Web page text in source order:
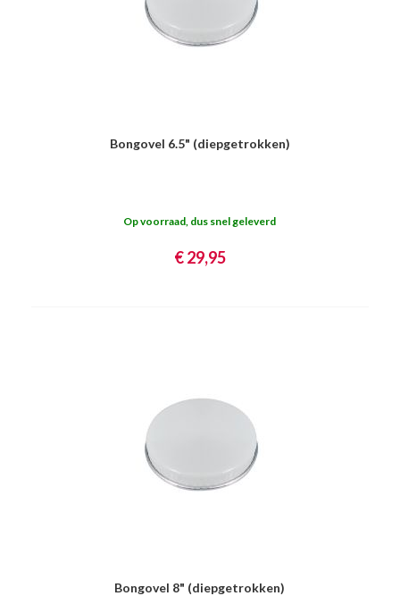
Bongovel 6.5" (diepgetrokken)
Op voorraad, dus snel geleverd
€ 29,95
Bongovel 8" (diepgetrokken)